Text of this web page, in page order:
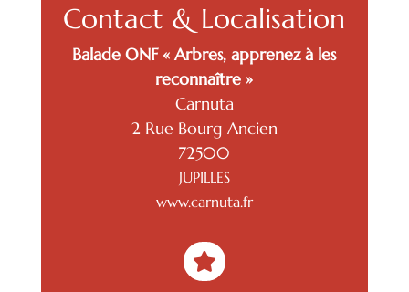
Contact & Localisation
Balade ONF « Arbres, apprenez à les
reconnaître »
Carnuta
2 Rue Bourg Ancien
72500
JUPILLES
www.carnuta.fr
